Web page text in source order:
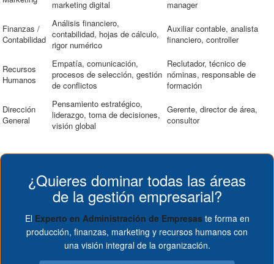
marketing digital manager
Finanzas /
Contabilidad
Análisis financiero,
contabilidad, hojas de cálculo,
rigor numérico
Auxiliar contable, analista
financiero, controller
Recursos
Humanos
Empatía, comunicación,
procesos de selección, gestión
de conflictos
Reclutador, técnico de
nóminas, responsable de
formación
Dirección
General
Pensamiento estratégico,
liderazgo, toma de decisiones,
visión global
Gerente, director de área,
consultor
¿Quieres dominar todas las áreas
de la gestión empresarial?
El Experto en Administración de Empresaste forma en
producción, finanzas, marketing y recursos humanos con
una visión integral de la organización.